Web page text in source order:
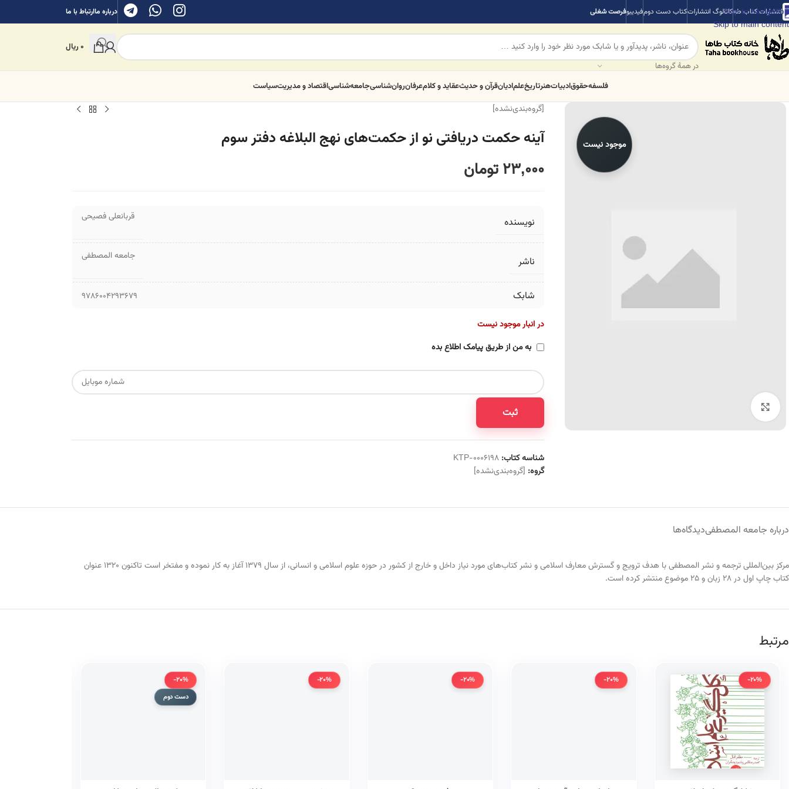
Skip to navigation
Skip to main content
انتشارات کتاب طهکاتالوگ انتشاراتکتاب دست دومفیدیبوفرصت شغلی درباره ماارتباط با ما
در همهٔ گروه‌ها
0ریال
فلسفهحقوقادبیاتهنرتاریخعلمادیانقرآن و حدیثعقاید و کلامعرفانروان‌شناسیجامعه‌شناسیاقتصاد و مدیریتسیاست
موجود نیست
[گروه‌بندی‌نشده]
آینه حکمت دریافتی نو از حکمت‌های نهج البلاغه دفتر سوم
23,000 تومان
نویسنده قربانعلی فصیحی
ناشر جامعه المصطفی
شابک 9786004293679
در انبار موجود نیست
به من از طریق پیامک اطلاع بده
ثبت
شناسه کتاب:KTP-0006198
گروه: [گروه‌بندی‌نشده]
درباره جامعه المصطفیدیدگاه‌ها
مرکز بین‌المللی ترجمه و نشر المصطفی با هدف ترویج و گسترش معارف اسلامی و نشر کتاب‌های مورد نیاز داخل و خارج از کشور در حوزه علوم اسلامی و انسانی، از سال ۱۳۷۹ آغاز به کار نموده و مفتخر است تاکنون ۱۳۲۰ عنوان
کتاب چاپ اول در ۲۸ زبان و ۲۵ موضوع منتشر کرده است.
مرتبط
-20%
-20%
-20%
-20%
-20%
دست دوم